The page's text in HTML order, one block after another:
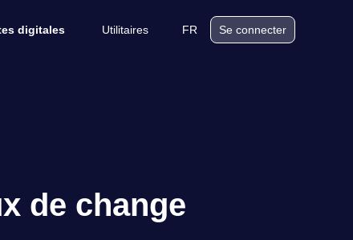
digitales Utilitaires FR Se connecter
de change